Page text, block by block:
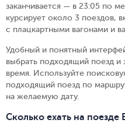
заканчивается — в 23:05 по
курсирует около 3 поездов,
с плацкартными вагонами и
Удобный и понятный
выбрать подходящий поезд и
время. Используйте
подходящий поезд по
на желаемую дату.
Сколько ехать на